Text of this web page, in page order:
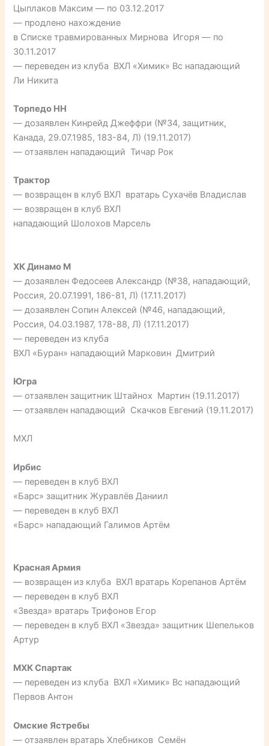
Цыплаков Максим — по 03.12.2017
— продлено нахождение
в Списке травмированных Мирнова Игоря — по
30.11.2017
— переведен из клуба ВХЛ «Химик» Вс нападающий
Ли Никита
Торпедо НН
— дозаявлен Кинрейд Джеффри (№34, защитник,
Канада, 29.07.1985, 183-84, Л) (19.11.2017)
— отзаявлен нападающий Тичар Рок
Трактор
— возвращен в клуб ВХЛ вратарь Сухачёв Владислав
— возвращен в клуб ВХЛ
нападающий Шолохов Марсель
ХК Динамо М
— дозаявлен Федосеев Александр (№38, нападающий,
Россия, 20.07.1991, 186-81, Л) (17.11.2017)
— дозаявлен Сопин Алексей (№46, нападающий,
Россия, 04.03.1987, 178-88, Л) (17.11.2017)
— переведен из клуба
ВХЛ «Буран» нападающий Марковин Дмитрий
Югра
— отзаявлен защитник Штайнох Мартин (19.11.2017)
— отзаявлен нападающий Скачков Евгений (19.11.2017)
МХЛ
Ирбис
— переведен в клуб ВХЛ
«Барс» защитник Журавлёв Даниил
— переведен в клуб ВХЛ
«Барс» нападающий Галимов Артём
Красная Армия
— возвращен из клуба ВХЛ вратарь Корепанов Артём
— переведен в клуб ВХЛ
«Звезда» вратарь Трифонов Егор
— переведен в клуб ВХЛ «Звезда» защитник Шепельков
Артур
МХК Спартак
— переведен из клуба ВХЛ «Химик» Вс нападающий
Первов Антон
Омские Ястребы
— отзаявлен вратарь Хлебников Семён